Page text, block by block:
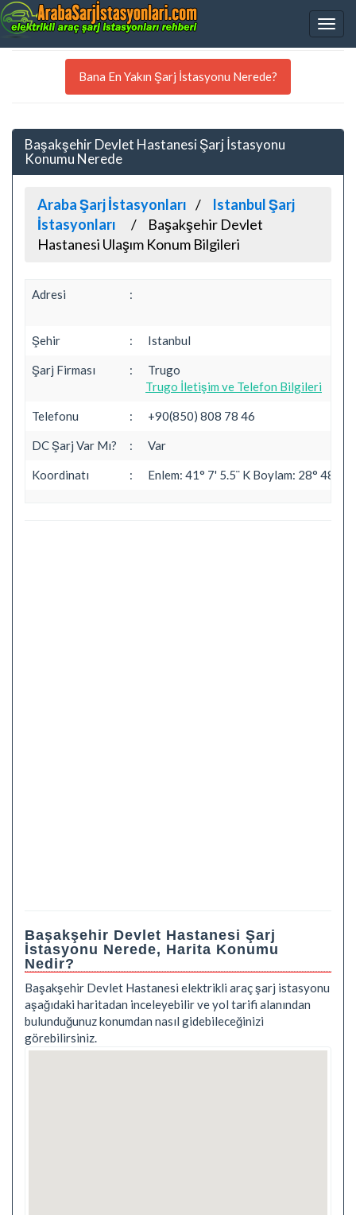
Bana En Yakın Şarj İstasyonu Nerede?
Başakşehir Devlet Hastanesi Şarj İstasyonu
Konumu Nerede
Araba Şarj İstasyonları
Istanbul Şarj
İstasyonları
Başakşehir Devlet
Hastanesi Ulaşım Konum Bilgileri
Adresi :
Şehir : Istanbul
Şarj Firması :
Trugo
Trugo İletişim ve Telefon Bilgileri
Telefonu : +90(850) 808 78 46
DC Şarj Var Mı? : Var
Koordinatı : Enlem: 41° 7' 5.5¨ K Boylam: 28° 48'
Başakşehir Devlet Hastanesi Şarj
İstasyonu Nerede, Harita Konumu
Nedir?
Başakşehir Devlet Hastanesi elektrikli araç şarj istasyonu
aşağıdaki haritadan inceleyebilir ve yol tarifi alanından
bulunduğunuz konumdan nasıl gidebileceğinizi
görebilirsiniz.